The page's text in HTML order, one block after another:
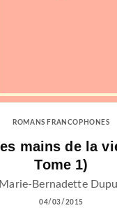
ROMANS FRANCOPHONES
mains de la
Tome 1)
Marie-Bernadette
04/03/2015